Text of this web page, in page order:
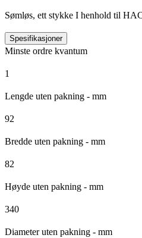
Sømløs, ett stykke I henhold til
Spesifikasjoner
Minste ordre kvantum
1
Lengde uten pakning - mm
92
Bredde uten pakning - mm
82
Høyde uten pakning - mm
340
Diameter uten pakning - mm